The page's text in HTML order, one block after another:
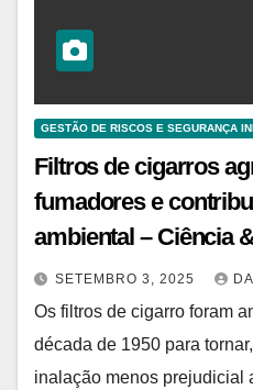
GESTÃO DE RISCOS E SEGURANÇA
Filtros de cigarros
fumadores e
ambiental – Ciência
SETEMBRO 3, 2025
Os filtros de cigarro foram
década de 1950 para
inalação menos prejudicial